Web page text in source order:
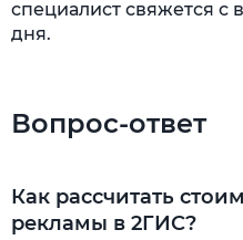
специалист свяжется с
дня.
Вопрос-ответ
Как рассчитать
рекламы в 2ГИС?